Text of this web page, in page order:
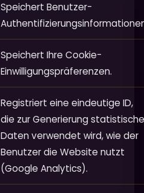
Speichert Benutzer-
Speichert Ihre Cookie-
Einwilligungspräferenzen.
Registriert eine eindeutige ID,
die zur Generierung
Daten verwendet wird, wie der
Benutzer die Website nutzt
(Google Analytics).